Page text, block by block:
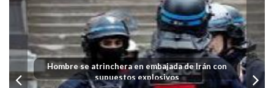
Hombre se atrinchera en embajada de Irán con
supuestos explosivos